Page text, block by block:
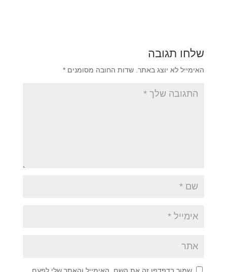
שלחו תגובה
האימייל לא יוצג באתר. שדות החובה מסומנים *